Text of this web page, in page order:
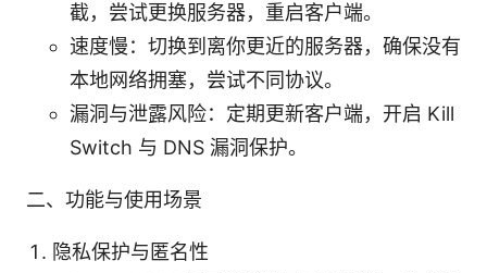
截，尝试更换服务器，重启客户端。
速度慢：切换到离你更近的服务器，确保没有
本地网络拥塞，尝试不同协议。
漏洞与泄露风险：定期更新客户端，开启 Kill
Switch 与 DNS 漏洞保护。
二、功能与使用场景
隐私保护与匿名性